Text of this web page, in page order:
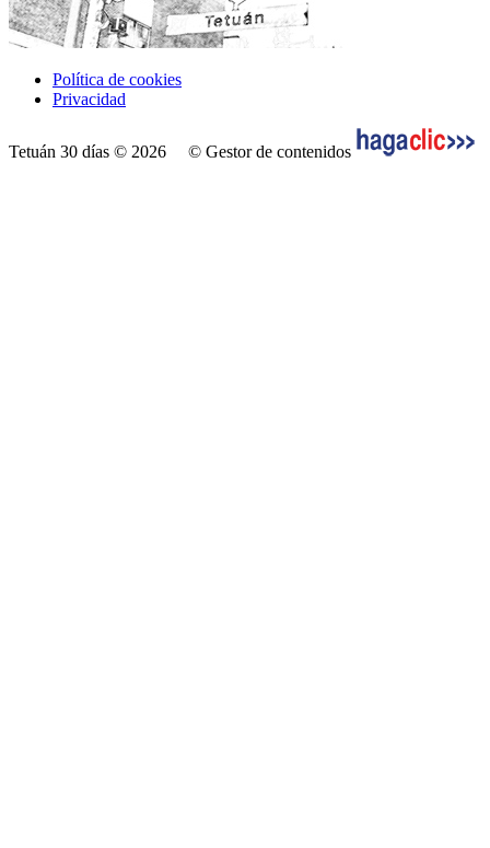
Política de cookies
Privacidad
Tetuán 30 días © 2026 © Gestor de contenidos